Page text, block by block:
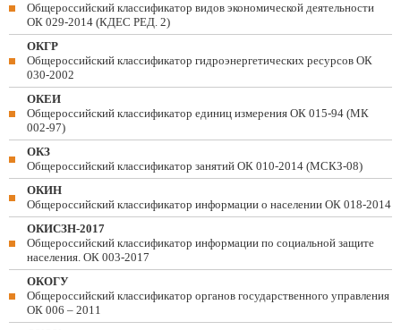
Общероссийский классификатор видов экономической деятельности
ОК 029-2014 (КДЕС РЕД. 2)
ОКГР
Общероссийский классификатор гидроэнергетических ресурсов ОК
030-2002
ОКЕИ
Общероссийский классификатор единиц измерения ОК 015-94 (МК
002-97)
ОКЗ
Общероссийский классификатор занятий ОК 010-2014 (МСКЗ-08)
ОКИН
Общероссийский классификатор информации о населении ОК 018-2014
ОКИСЗН-2017
Общероссийский классификатор информации по социальной защите
населения. ОК 003-2017
ОКОГУ
Общероссийский классификатор органов государственного управления
ОК 006 – 2011